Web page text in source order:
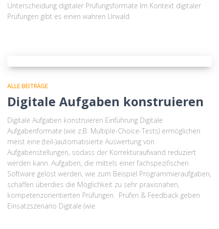
Unterscheidung digitaler Prüfungsformate Im Kontext digitaler
Prüfungen gibt es einen wahren Urwald
ALLE BEITRÄGE
Digitale Aufgaben konstruieren
Digitale Aufgaben konstruieren Einführung Digitale
Aufgabenformate (wie z.B. Multiple-Choice-Tests) ermöglichen
meist eine (teil-)automatisierte Auswertung von
Aufgabenstellungen, sodass der Korrekturaufwand reduziert
werden kann. Aufgaben, die mittels einer fachspezifischen
Software gelöst werden, wie zum Beispiel Programmieraufgaben,
schaffen überdies die Möglichkeit zu sehr praxisnahen,
kompetenzorientierten Prüfungen. Prüfen & Feedback geben
Einsatzszenario Digitale (wie